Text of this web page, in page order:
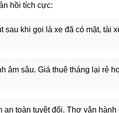
hồi tích cực:
sau khi gọi là xe đã có mặt, tài
âm sâu. Giá thuê tháng lại rẻ
toàn tuyệt đối. Thợ vận